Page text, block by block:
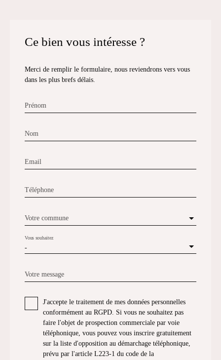
Ce bien vous intéresse ?
Merci de remplir le formulaire, nous reviendrons vers vous
dans les plus brefs délais.
Prénom
Nom
Email
Téléphone
Votre commune
-
Vous souhaitez
Votre message
J'accepte le traitement de mes données personnelles
conformément au RGPD. Si vous ne souhaitez pas
faire l'objet de prospection commerciale par voie
téléphonique, vous pouvez vous inscrire gratuitement
sur la liste d'opposition au démarchage téléphonique,
prévu par l'article L223-1 du code de la